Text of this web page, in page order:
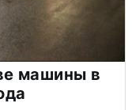
машины в